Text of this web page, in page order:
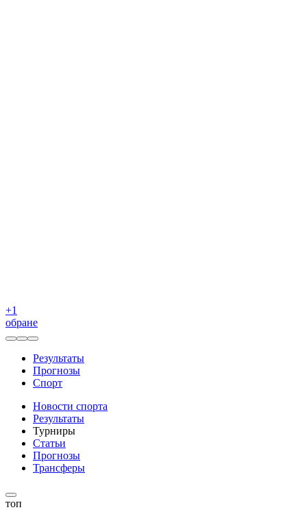
+1
обране
Результаты
Прогнозы
Спорт
Новости спорта
Результаты
Турниры
Статьи
Прогнозы
Трансферы
топ